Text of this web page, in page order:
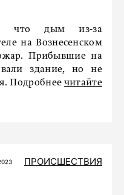
что дым из-за
на Вознесенском
Прибывшие на
здание, но не
Подробнее читайте
ПРОИСШЕСТВИЯ